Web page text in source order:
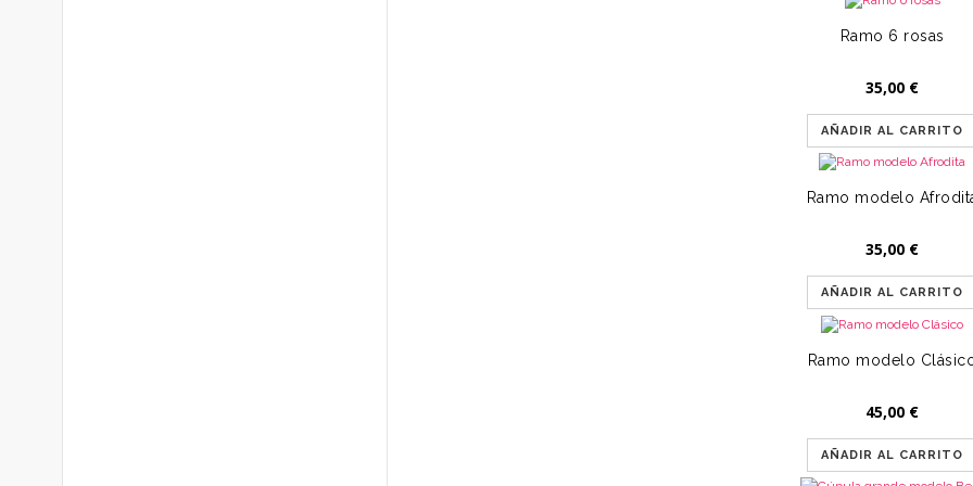
Ramo 6 rosas
35,00 €
AÑADIR AL CARRITO
Ramo modelo
35,00 €
AÑADIR AL CARRITO
Ramo modelo
45,00 €
AÑADIR AL CARRITO